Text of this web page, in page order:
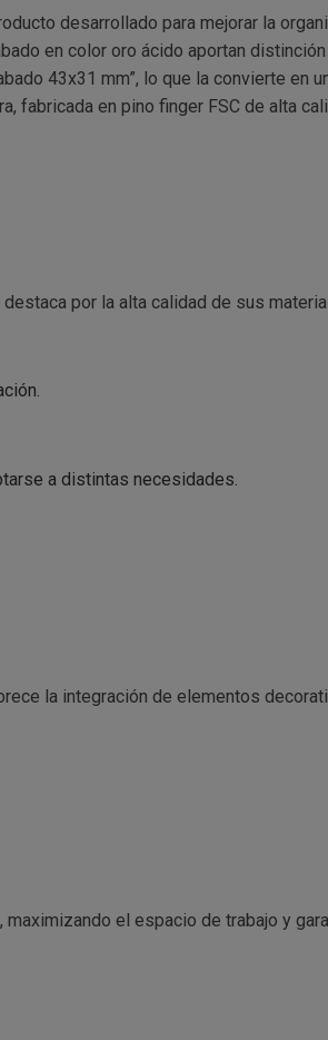
desarrollado para mejorar la
en color oro ácido aportan
43x31 mm”, lo que la convierte
fabricada en pino finger FSC de alta
por la alta calidad de sus
a distintas necesidades.
la integración de elementos
el espacio de trabajo y